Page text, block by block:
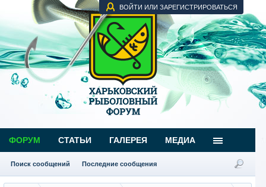
ВОЙТИ ИЛИ ЗАРЕГИСТРИРОВАТЬСЯ
ФОРУМ
Поиск сообщений Последние сообщения
СТАТЬИ ГАЛЕРЕЯ МЕДИА